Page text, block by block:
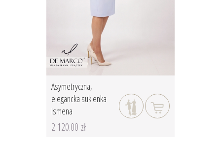
Asymetryczna,
elegancka sukienka
Ismena
2 120.00 zł